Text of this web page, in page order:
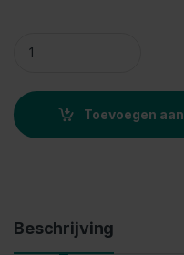
Toevoegen
Beschrijving